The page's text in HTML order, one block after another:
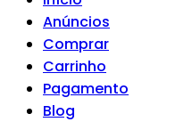
Anúncios
Comprar
Carrinho
Pagamento
Blog